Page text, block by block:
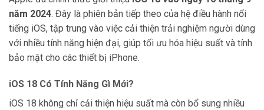
năm 2024. Đây là phiên bản tiếp theo của hệ điều hành nổi
tiếng iOS, tập trung vào việc cải thiện trải nghiệm người dùng
với nhiều tính năng hiện đại, giúp tối ưu hóa hiệu suất và tính
bảo mật cho các thiết bị iPhone.
iOS 18 Có Tính Năng Gì Mới?
iOS 18 không chỉ cải thiện hiệu suất mà còn bổ sung nhiều